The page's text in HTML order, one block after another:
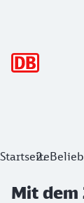
Startseite
Mit dem